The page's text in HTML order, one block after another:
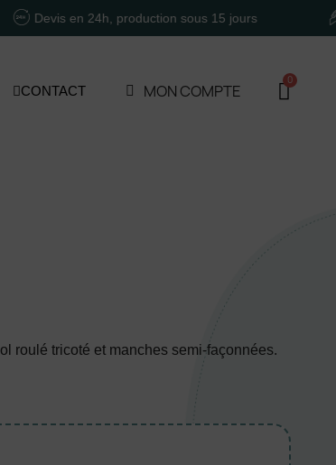
en 24h, production sous 15 jours Un
CONTACT MON COMPTE
roulé tricoté et manches semi-façonnées.